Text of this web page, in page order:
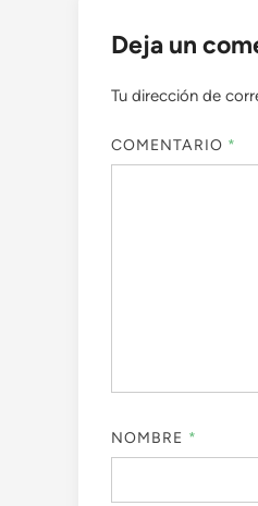
Deja un
Tu dirección de
COMENTARIO *
NOMBRE *